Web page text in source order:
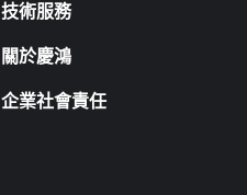
技術服務
關於慶鴻
企業社會責任